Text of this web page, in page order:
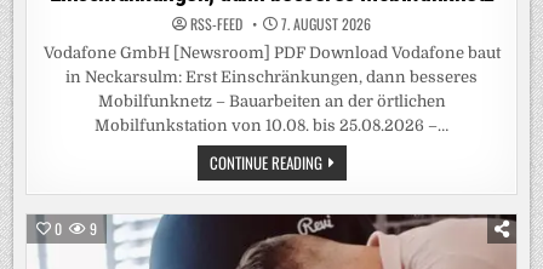
RSS-FEED 7. AUGUST 2026
Vodafone GmbH [Newsroom] PDF Download Vodafone baut
in Neckarsulm: Erst Einschränkungen, dann besseres
Mobilfunknetz – Bauarbeiten an der örtlichen
Mobilfunkstation von 10.08. bis 25.08.2026 –…
CONTINUE READINGVODAFONE
BAUT
IN
ERST
EINSCHRÄNKUNGEN,
DANN
0 9